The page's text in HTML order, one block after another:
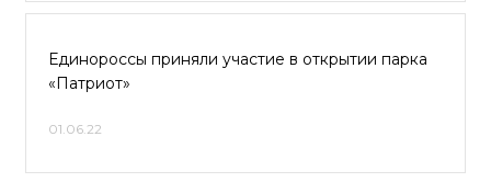
Единороссы приняли участие в открытии парка
«Патриот»
01.06.22